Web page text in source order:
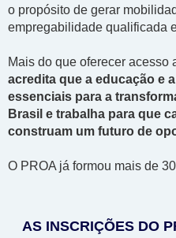
o propósito de gerar
empregabilidade qualificada
Mais do que oferecer acesso
acredita que a educação e
essenciais para a
Brasil e trabalha para que
construam um futuro de
O PROA já formou mais de
AS INSCRIÇÕES DO